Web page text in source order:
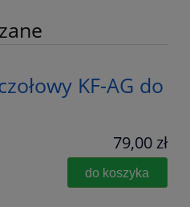
KF-AG do
79,00 zł
do koszyka